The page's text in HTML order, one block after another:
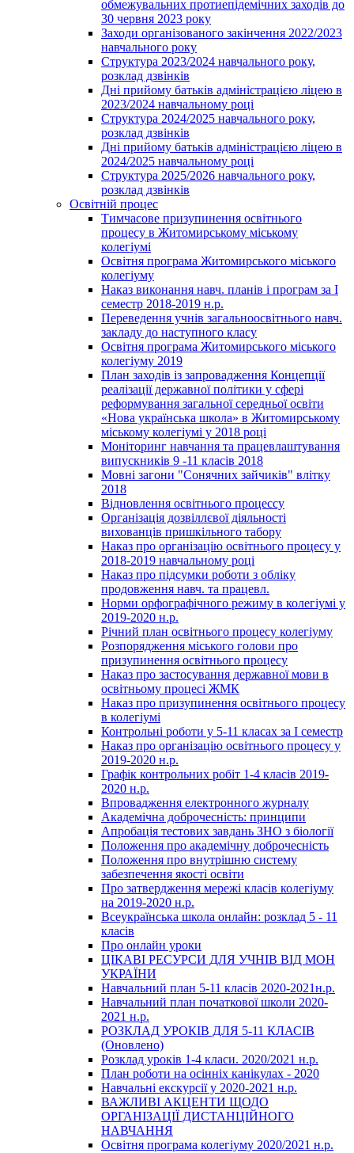
обмежувальних протиепідемічних заходів до
30 червня 2023 року
Заходи організованого закінчення 2022/2023
навчального року
Структура 2023/2024 навчального року,
розклад дзвінків
Дні прийому батьків адміністрацією ліцею в
2023/2024 навчальному році
Структура 2024/2025 навчального року,
розклад дзвінків
Дні прийому батьків адміністрацією ліцею в
2024/2025 навчальному році
Структура 2025/2026 навчального року,
розклад дзвінків
Освітній процес
Тимчасове призупинення освітнього
процесу в Житомирському міському
колегіумі
Освітня програма Житомирського міського
колегіуму
Наказ виконання навч. планів і програм за І
семестр 2018-2019 н.р.
Переведення учнів загальноосвітнього навч.
закладу до наступного класу
Освітня програма Житомирського міського
колегіуму 2019
План заходів із запровадження Концепції
реалізації державної політики у сфері
реформування загальної середньої освіти
«Нова українська школа» в Житомирському
міському колегіумі у 2018 році
Моніторинг навчання та працевлаштування
випускників 9 -11 класів 2018
Мовні загони "Сонячних зайчиків" влітку
2018
Відновлення освітнього процессу
Організація дозвіллєвої діяльності
вихованців пришкільного табору
Наказ про організацію освітнього процесу у
2018-2019 навчальному році
Наказ про підсумки роботи з обліку
продовження навч. та працевл.
Норми орфографічного режиму в колегіумі у
2019-2020 н.р.
Річний план освітнього процесу колегіуму
Розпорядження міського голови про
призупинення освітнього процесу
Наказ про застосування державної мови в
освітньому процесі ЖМК
Наказ про призупинення освітнього процесу
в колегіумі
Контрольні роботи у 5-11 класах за І семестр
Наказ про організацію освітнього процесу у
2019-2020 н.р.
Графік контрольних робіт 1-4 класів 2019-
2020 н.р.
Впровадження електронного журналу
Академічна доброчесність: принципи
Апробація тестових завдань ЗНО з біології
Положення про академічну доброчесність
Положення про внутрішню систему
забезпечення якості освіти
Про затвердження мережі класів колегіуму
на 2019-2020 н.р.
Всеукраїнська школа онлайн: розклад 5 - 11
класів
Про онлайн уроки
ЦІКАВІ РЕСУРСИ ДЛЯ УЧНІВ ВІД МОН
УКРАЇНИ
Навчальний план 5-11 класів 2020-2021н.р.
Навчальний план початкової школи 2020-
2021 н.р.
РОЗКЛАД УРОКІВ ДЛЯ 5-11 КЛАСІВ
(Оновлено)
Розклад уроків 1-4 класи. 2020/2021 н.р.
План роботи на осінніх канікулах - 2020
Навчальні екскурсії у 2020-2021 н.р.
ВАЖЛИВІ АКЦЕНТИ ЩОДО
ОРГАНІЗАЦІЇ ДИСТАНЦІЙНОГО
НАВЧАННЯ
Освітня програма колегіуму 2020/2021 н.р.